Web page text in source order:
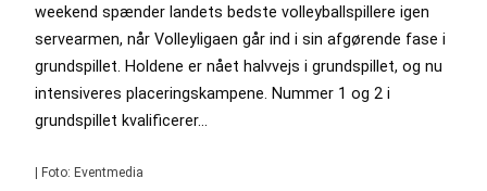
weekend spænder landets bedste volleyballspillere igen
servearmen, når Volleyligaen går ind i sin afgørende fase i
grundspillet. Holdene er nået halvvejs i grundspillet, og nu
intensiveres placeringskampene. Nummer 1 og 2 i
grundspillet kvalificerer…
| Foto: Eventmedia